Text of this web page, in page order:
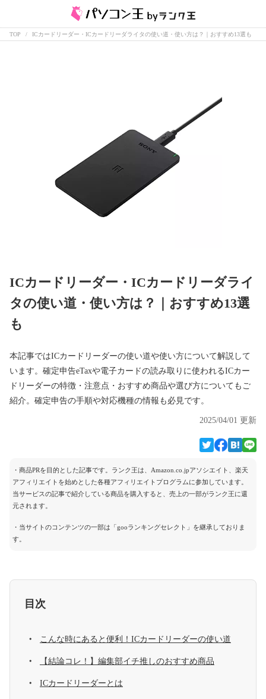
TOP ICカードリーダー・ICカードリーダライタの使い道・使い方は？｜おすすめ13選も
ICカードリーダー・ICカードリーダライ
タの使い道・使い方は？｜おすすめ13選
も
本記事ではICカードリーダーの使い道や使い方について解説して
います。確定申告eTaxや電子カードの読み取りに使われるICカー
ドリーダーの特徴・注意点・おすすめ商品や選び方についてもご
紹介。確定申告の手順や対応機種の情報も必見です。
2025/04/01 更新
・商品PRを目的とした記事です。ランク王は、Amazon.co.jpアソシエイト、楽天
アフィリエイトを始めとした各種アフィリエイトプログラムに参加しています。
当サービスの記事で紹介している商品を購入すると、売上の一部がランク王に還
元されます。
・当サイトのコンテンツの一部は「gooランキングセレクト」を継承しておりま
す。
目次
こんな時にあると便利！ICカードリーダーの使い道
【結論コレ！】編集部イチ推しのおすすめ商品
ICカードリーダーとは